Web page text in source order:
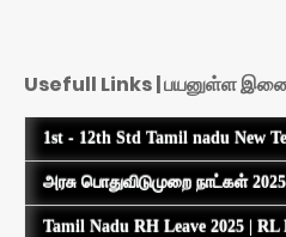
Usefull Links | பயனுள்ள
1st - 12th Std Tamil nadu New
அரசு பொதுவிடுமுறை நாட்கள் 2025
Tamil Nadu RH Leave 2025 | RL